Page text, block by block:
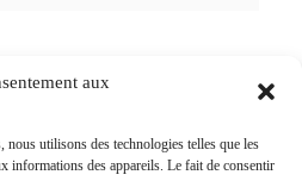
aux
utilisons des technologies telles que les
informations des appareils. Le fait de consentir